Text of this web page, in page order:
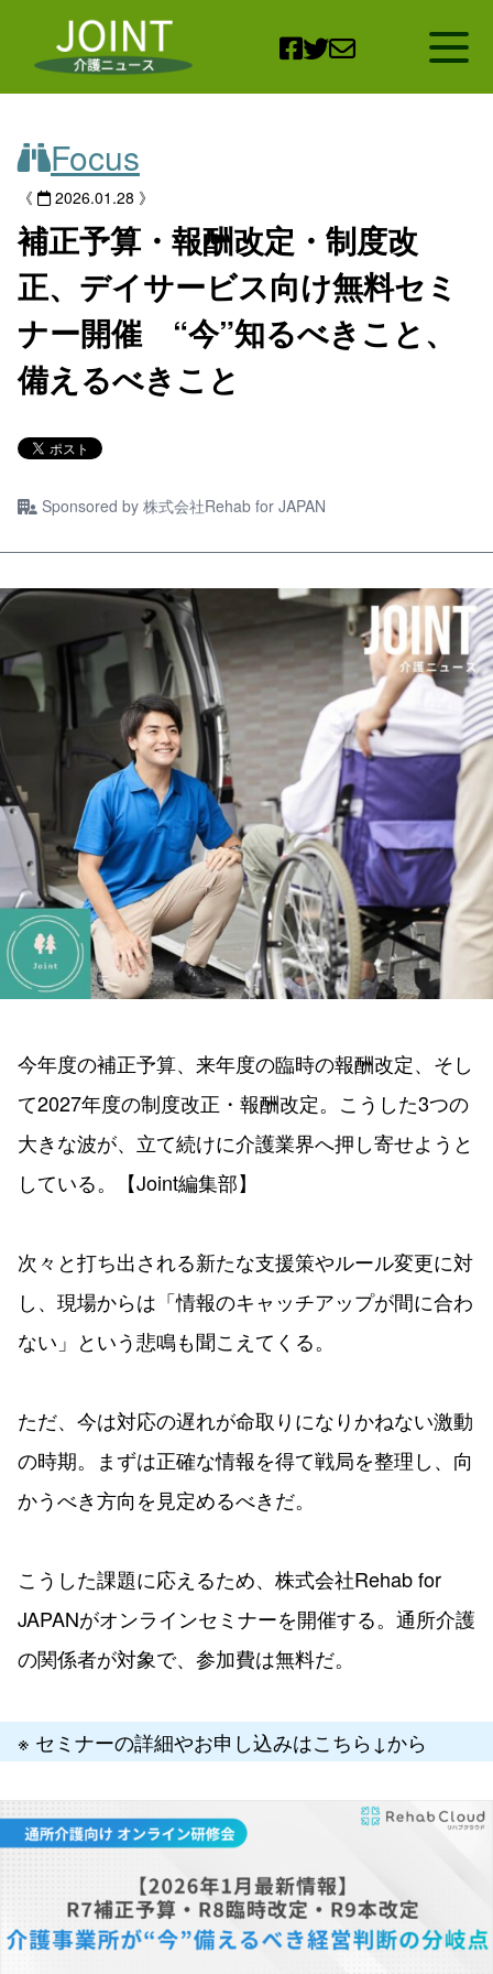
Focus
《 2026.01.28 》
補正予算・報酬改定・制度改
正、デイサービス向け無料セミ
ナー開催 “今”知るべきこと、
備えるべきこと
Sponsored by 株式会社Rehab for JAPAN
今年度の補正予算、来年度の臨時の報酬改定、そし
て2027年度の制度改正・報酬改定。こうした3つの
大きな波が、立て続けに介護業界へ押し寄せようと
している。【Joint編集部】
次々と打ち出される新たな支援策やルール変更に対
し、現場からは「情報のキャッチアップが間に合わ
ない」という悲鳴も聞こえてくる。
ただ、今は対応の遅れが命取りになりかねない激動
の時期。まずは正確な情報を得て戦局を整理し、向
かうべき方向を見定めるべきだ。
こうした課題に応えるため、株式会社Rehab for
JAPANがオンラインセミナーを開催する。通所介護
の関係者が対象で、参加費は無料だ。
※ セミナーの詳細やお申し込みはこちら↓から